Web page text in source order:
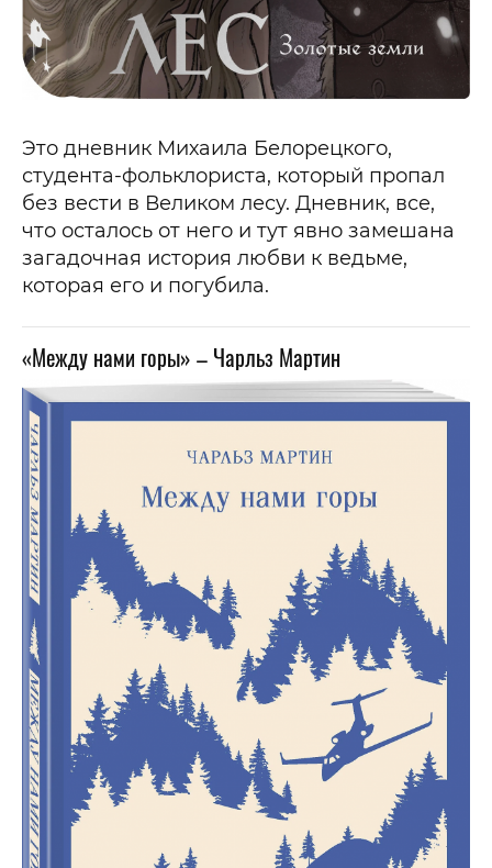
Это дневник Михаила Белорецкого,
студента-фольклориста, который пропал
без вести в Великом лесу. Дневник, все,
что осталось от него и тут явно замешана
загадочная история любви к ведьме,
которая его и погубила.
«Между нами горы» – Чарльз Мартин